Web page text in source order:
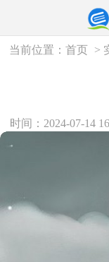
当前位置：首页 >
时间：2024-07-14